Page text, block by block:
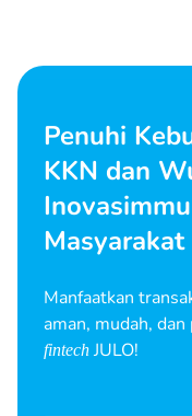
Penuhi
KKN dan
Masyarakat
Manfaatkan
aman, mudah,
fintech JULO!